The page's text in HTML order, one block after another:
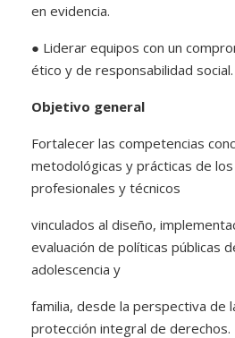
en evidencia.
● Liderar equipos con un
ético y de responsabilidad social.
Objetivo general
Fortalecer las competencias
metodológicas y prácticas de los
profesionales y técnicos
vinculados al diseño,
evaluación de políticas públicas
adolescencia y
familia, desde la perspectiva de
protección integral de derechos.